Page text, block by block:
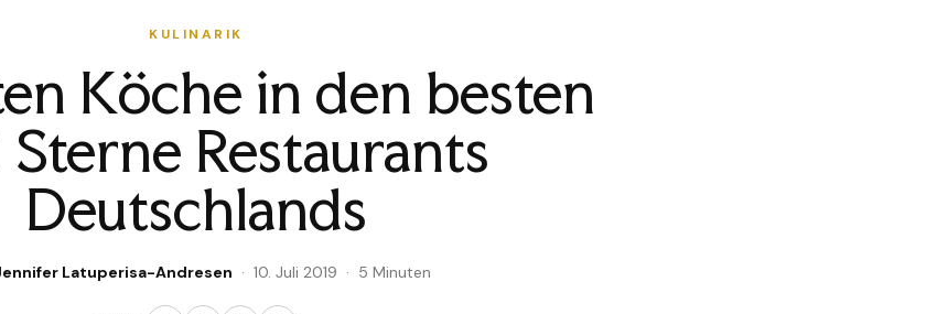
KULINARIK
Köche in den besten
Restaurants
Deutschlands
Latuperisa-Andresen · 10. Juli 2019 · 5 Minuten